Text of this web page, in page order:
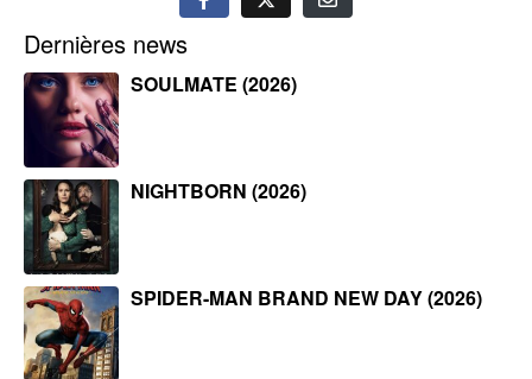
Dernières news
SOULMATE (2026)
NIGHTBORN (2026)
SPIDER-MAN BRAND NEW DAY (2026)